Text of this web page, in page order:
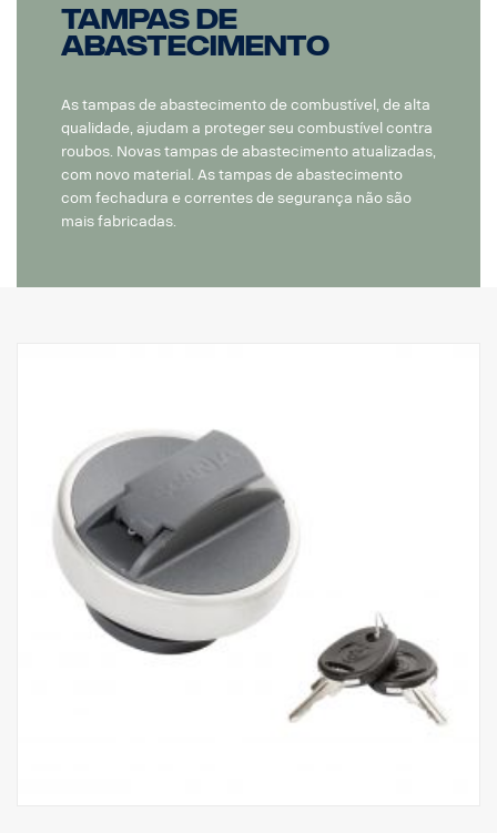
Tampas de
abastecimento
As tampas de abastecimento de combustível, de alta
qualidade, ajudam a proteger seu combustível contra
roubos. Novas tampas de abastecimento atualizadas,
com novo material. As tampas de abastecimento
com fechadura e correntes de segurança não são
mais fabricadas.